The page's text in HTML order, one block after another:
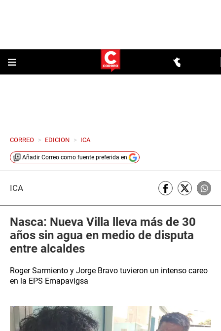
CORREO > EDICION > ICA
Añadir Correo como fuente preferida en
ICA
Nasca: Nueva Villa lleva más de 30
años sin agua en medio de disputa
entre alcaldes
Roger Sarmiento y Jorge Bravo tuvieron un intenso careo
en la EPS Emapavigsa